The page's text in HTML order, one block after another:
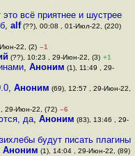
всё приятнее и шустрее
, alf(??), 00:08 , 01-Июл-22, (220)
22, (2) –1
(??), 10:23 , 29-Июн-22, (3) +1
, Аноним (1), 11:49 , 29-
, Аноним (69), 12:57 , 29-Июн-22,
29-Июн-22, (72) –6
да, Аноним (83), 13:46 , 29-
будут писать плагины
Аноним (1), 14:04 , 29-Июн-22, (89)